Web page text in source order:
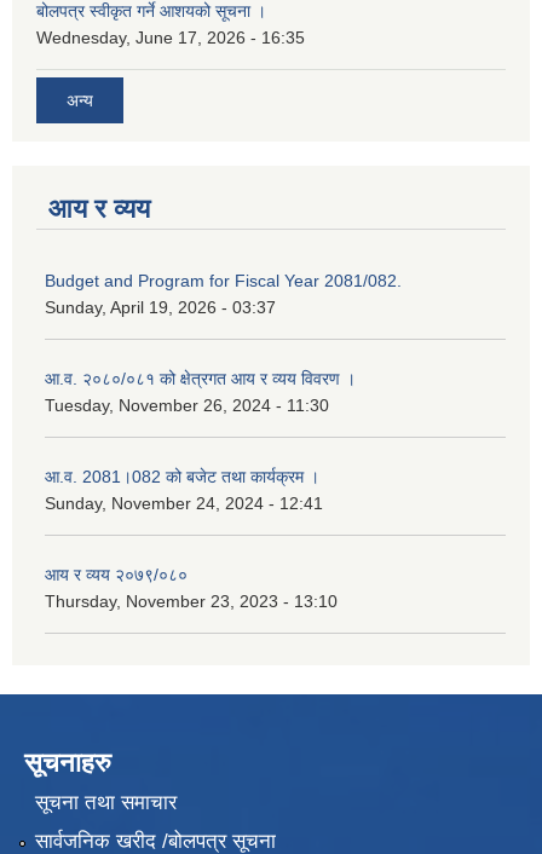
बोलपत्र स्वीकृत गर्ने आशयको सूचना ।
Wednesday, June 17, 2026 - 16:35
अन्य
आय र व्यय
Budget and Program for Fiscal Year 2081/082.
Sunday, April 19, 2026 - 03:37
आ.व. २०८०/०८१ को क्षेत्रगत आय र व्यय विवरण ।
Tuesday, November 26, 2024 - 11:30
आ.व. 2081।082 को बजेट तथा कार्यक्रम ।
Sunday, November 24, 2024 - 12:41
आय र व्यय २०७९/०८०
Thursday, November 23, 2023 - 13:10
सूचनाहरु
सूचना तथा समाचार
सार्वजनिक खरीद /बोलपत्र सूचना